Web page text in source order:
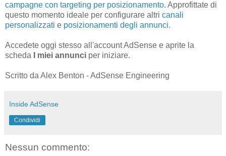
campagne con targeting per posizionamento. Approfittate di
questo momento ideale per configurare altri canali
personalizzati e posizionamenti degli annunci.
Accedete oggi stesso all'account AdSense e aprite la
scheda
I miei annunci per iniziare.
Scritto da Alex Benton - AdSense Engineering
Inside AdSense
Condividi
Nessun commento: